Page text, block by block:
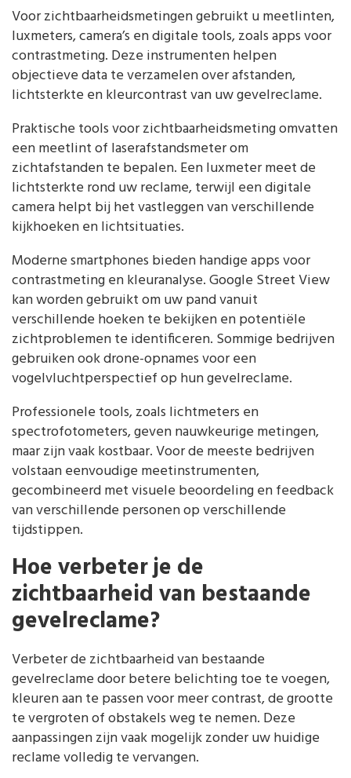
Voor zichtbaarheidsmetingen gebruikt u meetlinten,
luxmeters, camera’s en digitale tools, zoals apps voor
contrastmeting. Deze instrumenten helpen
objectieve data te verzamelen over afstanden,
lichtsterkte en kleurcontrast van uw gevelreclame.
Praktische tools voor zichtbaarheidsmeting omvatten
een meetlint of laserafstandsmeter om
zichtafstanden te bepalen. Een luxmeter meet de
lichtsterkte rond uw reclame, terwijl een digitale
camera helpt bij het vastleggen van verschillende
kijkhoeken en lichtsituaties.
Moderne smartphones bieden handige apps voor
contrastmeting en kleuranalyse. Google Street View
kan worden gebruikt om uw pand vanuit
verschillende hoeken te bekijken en potentiële
zichtproblemen te identificeren. Sommige bedrijven
gebruiken ook drone-opnames voor een
vogelvluchtperspectief op hun gevelreclame.
Professionele tools, zoals lichtmeters en
spectrofotometers, geven nauwkeurige metingen,
maar zijn vaak kostbaar. Voor de meeste bedrijven
volstaan eenvoudige meetinstrumenten,
gecombineerd met visuele beoordeling en feedback
van verschillende personen op verschillende
tijdstippen.
Hoe verbeter je de
zichtbaarheid van bestaande
gevelreclame?
Verbeter de zichtbaarheid van bestaande
gevelreclame door betere belichting toe te voegen,
kleuren aan te passen voor meer contrast, de grootte
te vergroten of obstakels weg te nemen. Deze
aanpassingen zijn vaak mogelijk zonder uw huidige
reclame volledig te vervangen.